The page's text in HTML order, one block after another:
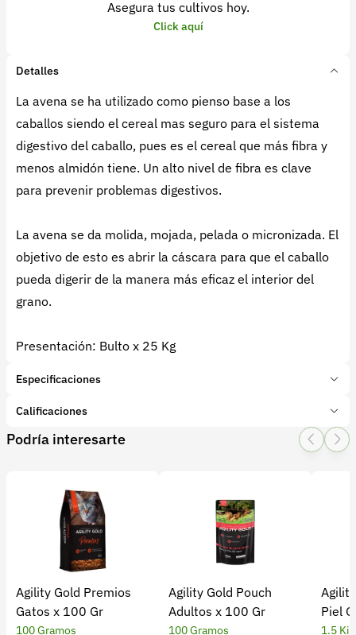
Asegura tus cultivos hoy.
Click aquí
Detalles
La avena se ha utilizado como pienso base a los
caballos siendo el cereal mas seguro para el sistema
digestivo del caballo, pues es el cereal que más fibra y
menos almidón tiene. Un alto nivel de fibra es clave
para prevenir problemas digestivos.
La avena se da molida, mojada, pelada o micronizada. El
objetivo de esto es abrir la cáscara para que el caballo
pueda digerir de la manera más eficaz el interior del
grano.
Presentación: Bulto x 25 Kg
Especificaciones
Marca:
Flor Camelia
Tipo de producto:Insumo
Calificaciones
1 Star
2 Star
3 Star4 Star
0 calificaciones
5 Estrellas
4 Estrellas
3 Estrellas
2 Estrellas
Podría interesarte
Agility Gold Premios
Gatos x 100 Gr
100 Gramos
Agility Gold Pouch
Adultos x 100 Gr
100 Gramos
Piel
1.5